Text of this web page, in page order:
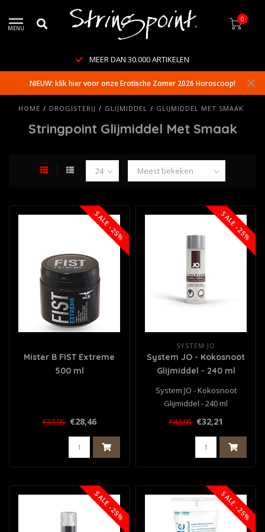
MENU
0
MEER DAN 30.000 ARTIKELEN
NIEUW: klik hier voor onze Erotische Zomer 2026 Horoscoop!
HOME / DROGISTERIJ / GLIJMIDDEL / GLIJMIDDEL MET SMAAK
Stringpoint Glijmiddel Met Smaak
SALE -25%
Mister B FIST Extreme
500 ml
€37,95 €28,46
SALE -25%
SYSTEM JO
System JO - Kokosnoot
Glijmiddel - 240 ml
System JO - Kokosnoot
Glijmiddel - 240 ml
€42,95 €32,21
SALE -25% SALE -25%